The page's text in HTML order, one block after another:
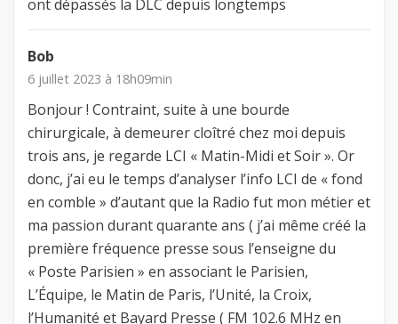
ont dépassés la DLC depuis longtemps
Bob
6 juillet 2023 à 18h09min
Bonjour ! Contraint, suite à une bourde
chirurgicale, à demeurer cloîtré chez moi depuis
trois ans, je regarde LCI « Matin-Midi et Soir ». Or
donc, j’ai eu le temps d’analyser l’info LCI de « fond
en comble » d’autant que la Radio fut mon métier et
ma passion durant quarante ans ( j’ai même créé la
première fréquence presse sous l’enseigne du
« Poste Parisien » en associant le Parisien,
L’Équipe, le Matin de Paris, l’Unité, la Croix,
l’Humanité et Bayard Presse ( FM 102.6 MHz en